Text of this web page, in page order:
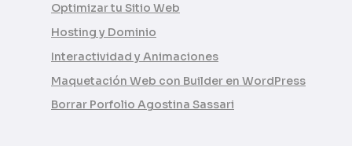
Optimizar tu Sitio Web
Hosting y Dominio
Interactividad y Animaciones
Maquetación Web con Builder en WordPress
Borrar Porfolio Agostina Sassari